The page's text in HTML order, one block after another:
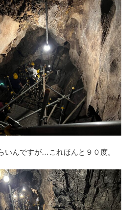
いんですが…これほんと９０度。